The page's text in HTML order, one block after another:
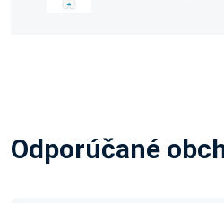
Odporúčané